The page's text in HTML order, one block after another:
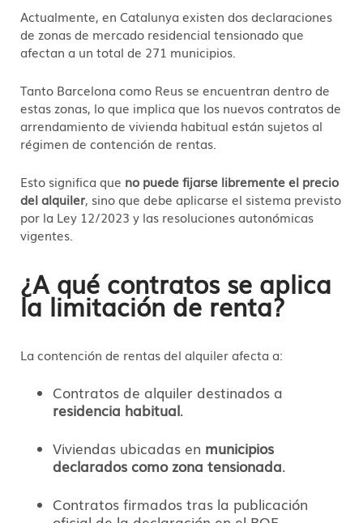
Actualmente, en Catalunya existen dos declaraciones
de zonas de mercado residencial tensionado que
afectan a un total de 271 municipios.
Tanto Barcelona como Reus se encuentran dentro de
estas zonas, lo que implica que los nuevos contratos de
arrendamiento de vivienda habitual están sujetos al
régimen de contención de rentas.
Esto significa que no puede fijarse libremente el precio
del alquiler, sino que debe aplicarse el sistema previsto
por la Ley 12/2023 y las resoluciones autonómicas
vigentes.
¿A qué contratos se aplica
la limitación de renta?
La contención de rentas del alquiler afecta a:
Contratos de alquiler destinados a
residencia habitual.
Viviendas ubicadas en municipios
declarados como zona tensionada.
Contratos firmados tras la publicación